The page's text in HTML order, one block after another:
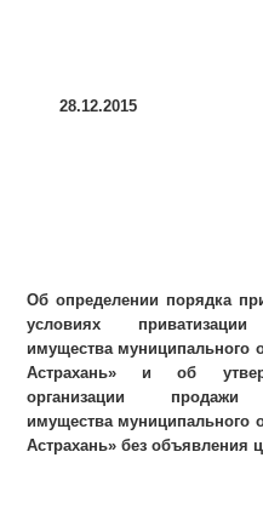
28.12.2015
Об определении порядка
условиях приватизации
имущества муниципального
Астрахань» и об
организации продажи
имущества муниципального
Астрахань» без объявления